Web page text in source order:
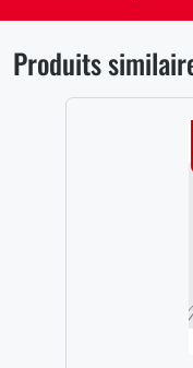
Produits